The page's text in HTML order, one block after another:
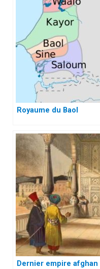
Royaume du Baol
Dernier empire afghan